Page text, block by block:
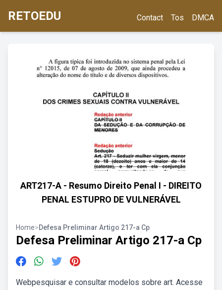
RETOEDU Contact Tos DMCA
ART217-A - Resumo Direito Penal I - DIREITO
PENAL ESTUPRO DE VULNERÁVEL
Home>Defesa Preliminar Artigo 217-a Cp
Defesa Preliminar Artigo 217-a Cp
Webpesquisar e consultar modelos sobre art. Acesse